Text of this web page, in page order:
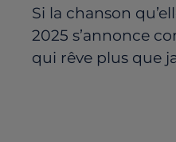
Si la chanson
2025 s’annonce
qui rêve plus que